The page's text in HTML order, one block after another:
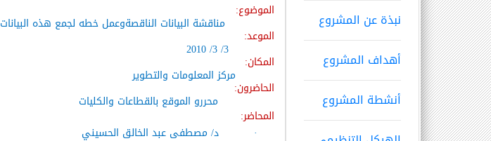
نبذة عن المشروع
أهداف المشروع
أنشطة المشروع
الموضوع:
مناقشة البيانات الناقصةوعمل خطه لجمع هذه البيانات
الموعد:
3/ 3/ 2010
المكان:
مركز المعلومات والتطوير
الحاضرون:
محررو الموقع بالقطاعات والكليات
المحاضر:
·
د/ مصطفى عبد الخالق الحسيني